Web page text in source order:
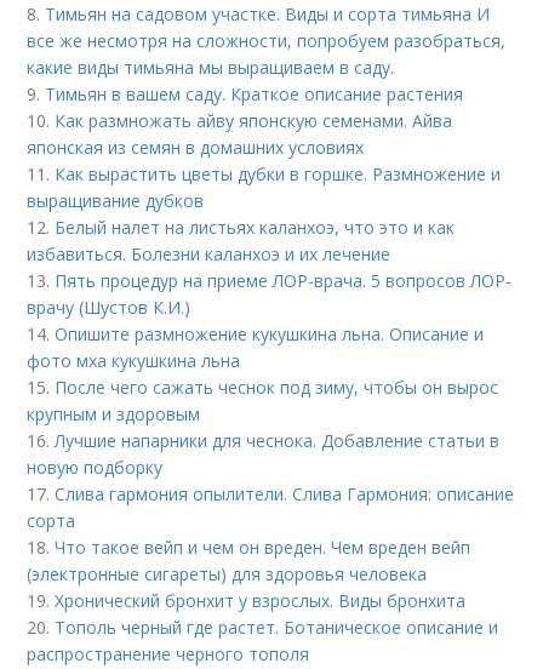
8. Тимьян на садовом участке. Виды и сорта тимьяна И
все же несмотря на сложности, попробуем разобраться,
какие виды тимьяна мы выращиваем в саду.
9. Тимьян в вашем саду. Краткое описание растения
10. Как размножать айву японскую семенами. Айва
японская из семян в домашних условиях
11. Как вырастить цветы дубки в горшке. Размножение и
выращивание дубков
12. Белый налет на листьях каланхоэ, что это и как
избавиться. Болезни каланхоэ и их лечение
13. Пять процедур на приеме ЛОР-врача. 5 вопросов ЛОР-
врачу (Шустов К.И.)
14.Опишите размножение кукушкина льна. Описание и
фото мха кукушкина льна
15. После чего сажать чеснок под зиму, чтобы он вырос
крупным и здоровым
16.Лучшие напарники для чеснока. Добавление статьи в
новую подборку
17.Слива гармония опылители. Слива Гармония: описание
сорта
18.Что такое вейп и чем он вреден. Чем вреден вейп
(электронные сигареты) для здоровья человека
19.Хронический бронхит у взрослых. Виды бронхита
20. Тополь черный где растет. Ботаническое описание и
распространение черного тополя